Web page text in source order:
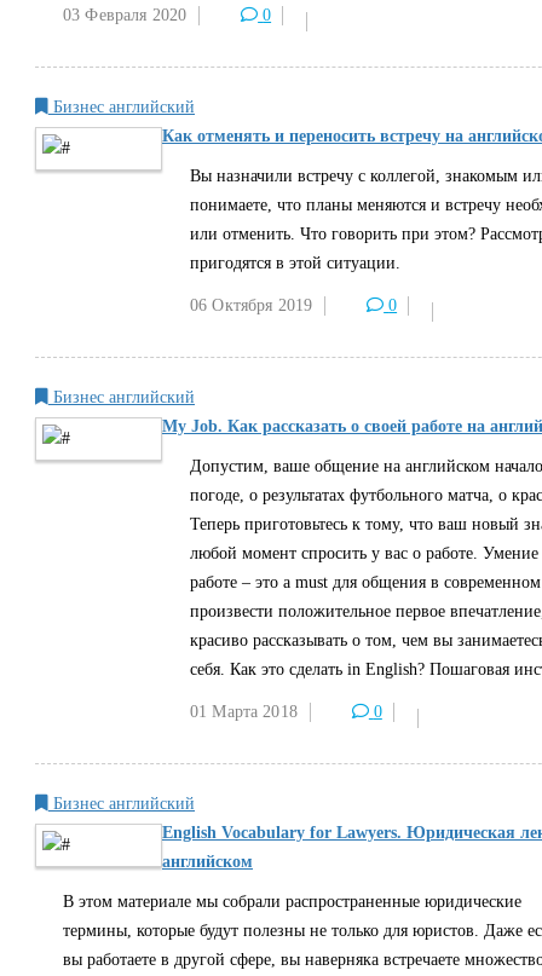
03 Февраля 2020 0
Бизнес английский
Как отменять и переносить встречу на
Вы назначили встречу с коллегой, знакомым
понимаете, что планы меняются и встречу
или отменить. Что говорить при этом?
пригодятся в этой ситуации.
06 Октября 2019 0
Бизнес английский
My Job. Как рассказать о своей работе на
Допустим, ваше общение на английском
погоде, о результатах футбольного матча, о
Теперь приготовьтесь к тому, что ваш новый
любой момент спросить у вас о работе. Умение
работе – это a must для общения в
произвести положительное первое
красиво рассказывать о том, чем вы
себя. Как это сделать in English? Пошаговая
01 Марта 2018 0
Бизнес английский
English Vocabulary for Lawyers. Юридическая
английском
В этом материале мы собрали распространенные юридические
термины, которые будут полезны не только для юристов. Даже
вы работаете в другой сфере, вы наверняка встречаете